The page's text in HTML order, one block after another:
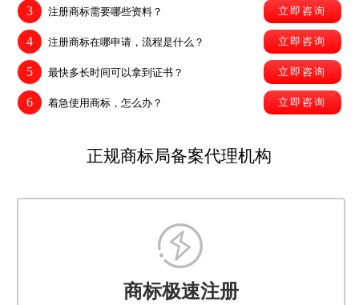
3 注册商标需要哪些资料？ 立即咨询
4 注册商标在哪申请，流程是什么？ 立即咨询
5 最快多长时间可以拿到证书？ 立即咨询
6 着急使用商标，怎么办？ 立即咨询
正规商标局备案代理机构
商标极速注册